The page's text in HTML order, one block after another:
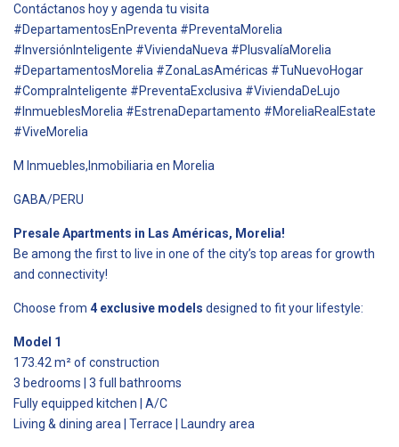
Contáctanos hoy y agenda tu visita
#DepartamentosEnPreventa #PreventaMorelia
#InversiónInteligente #ViviendaNueva #PlusvalíaMorelia
#DepartamentosMorelia #ZonaLasAméricas #TuNuevoHogar
#CompraInteligente #PreventaExclusiva #ViviendaDeLujo
#InmueblesMorelia #EstrenaDepartamento #MoreliaRealEstate
#ViveMorelia
M Inmuebles,Inmobiliaria en Morelia
GABA/PERU
Presale Apartments in Las Américas, Morelia!
Be among the first to live in one of the city’s top areas for growth
and connectivity!
Choose from 4 exclusive models designed to fit your lifestyle:
Model 1
173.42 m² of construction
3 bedrooms | 3 full bathrooms
Fully equipped kitchen | A/C
Living & dining area | Terrace | Laundry area